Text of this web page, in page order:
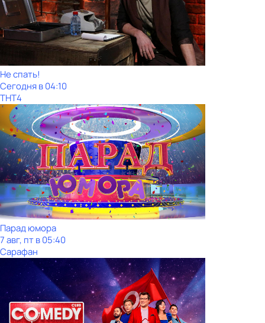
Не спать!
Сегодня в 04:10
ТНТ4
Парад юмора
7 авг, пт в 05:40
Сарафан